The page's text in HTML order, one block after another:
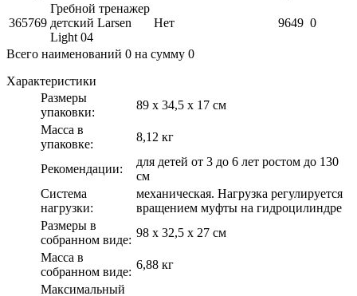
365769
Гребной тренажер
детский Larsen
Light 04
Нет 9649 0
Всего наименований 0 на сумму 0
Характеристики
Размеры
упаковки:
89 х 34,5 х 17 см
Масса в
упаковке:
8,12 кг
Рекомендации:
для детей от 3 до 6 лет ростом до 130
см
Система
нагрузки:
механическая. Нагрузка регулируется
вращением муфты на гидроцилиндре
Размеры в
собранном виде:
98 х 32,5 х 27 см
Масса в
собранном виде:
6,88 кг
Максимальный